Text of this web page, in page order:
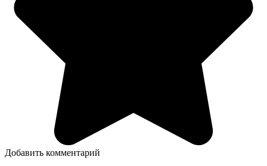
Добавить комментарий